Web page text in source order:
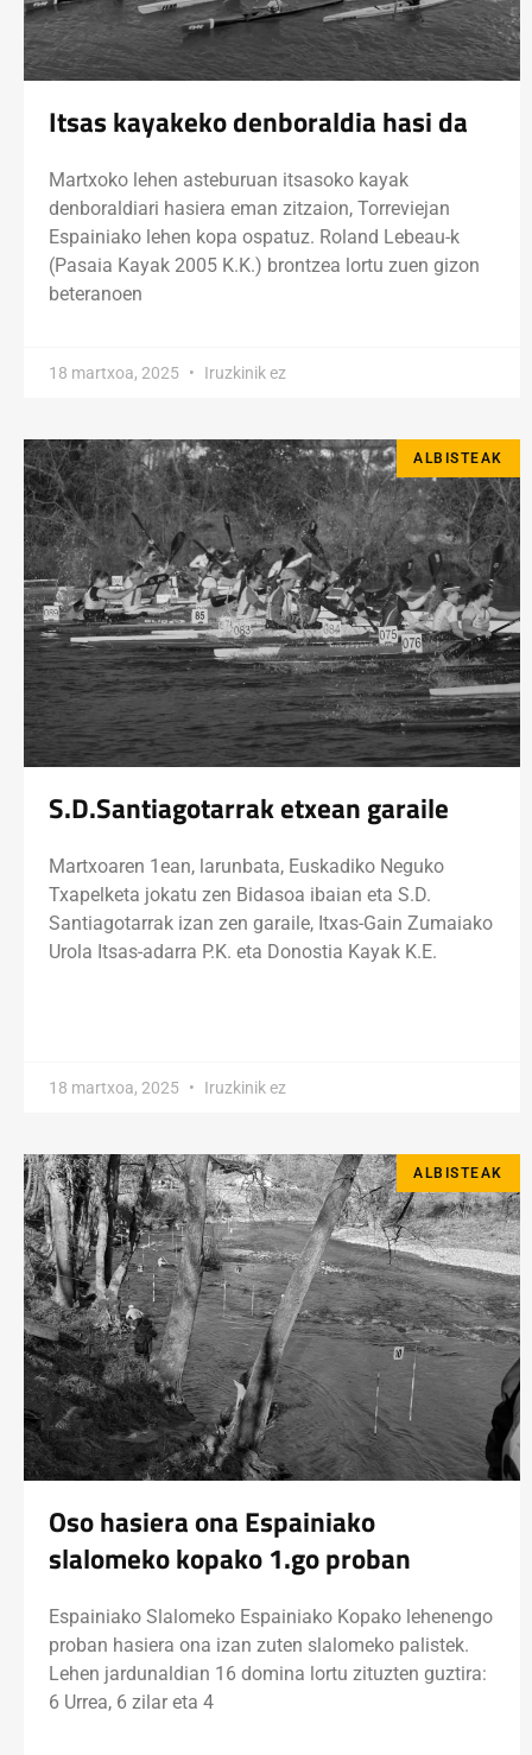
Itsas kayakeko denboraldia hasi da
Martxoko lehen asteburuan itsasoko kayak
denboraldiari hasiera eman zitzaion, Torreviejan
Espainiako lehen kopa ospatuz. Roland Lebeau-k
(Pasaia Kayak 2005 K.K.) brontzea lortu zuen gizon
beteranoen
18 martxoa, 2025 Iruzkinik ez
ALBISTEAK
S.D.Santiagotarrak etxean garaile
Martxoaren 1ean, larunbata, Euskadiko Neguko
Txapelketa jokatu zen Bidasoa ibaian eta S.D.
Santiagotarrak izan zen garaile, Itxas-Gain Zumaiako
Urola Itsas-adarra P.K. eta Donostia Kayak K.E.
18 martxoa, 2025 Iruzkinik ez
ALBISTEAK
Oso hasiera ona Espainiako
slalomeko kopako 1.go proban
Espainiako Slalomeko Espainiako Kopako lehenengo
proban hasiera ona izan zuten slalomeko palistek.
Lehen jardunaldian 16 domina lortu zituzten guztira:
6 Urrea, 6 zilar eta 4